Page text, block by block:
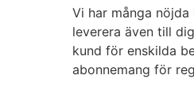
Vi har många
leverera även till
kund för enskilda
abonnemang för